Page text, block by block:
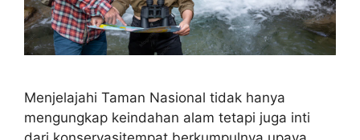
Menjelajahi Taman Nasional tidak hanya
mengungkap keindahan alam tetapi juga inti